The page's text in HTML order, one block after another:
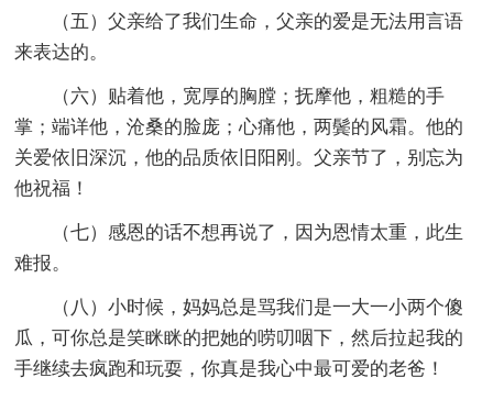
（五）父亲给了我们生命，父亲的爱是无法用言语
来表达的。
（六）贴着他，宽厚的胸膛；抚摩他，粗糙的手
掌；端详他，沧桑的脸庞；心痛他，两鬓的风霜。他的
关爱依旧深沉，他的品质依旧阳刚。父亲节了，别忘为
他祝福！
（七）感恩的话不想再说了，因为恩情太重，此生
难报。
（八）小时候，妈妈总是骂我们是一大一小两个傻
瓜，可你总是笑眯眯的把她的唠叨咽下，然后拉起我的
手继续去疯跑和玩耍，你真是我心中最可爱的老爸！